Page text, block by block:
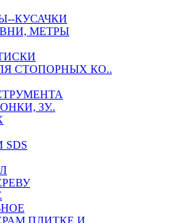
КУСАЧКИ
МЕТРЫ
СТОПОРНЫХ КО..
ЗУ..
И ..